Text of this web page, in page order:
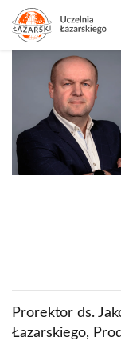
Prorektor ds.
Łazarskiego,